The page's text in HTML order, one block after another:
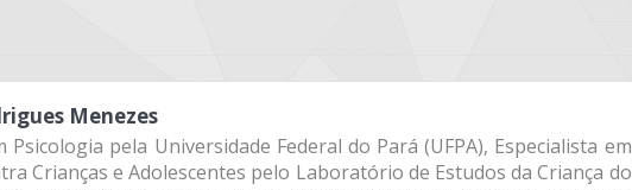
Menezes
Psicologia pela Universidade Federal do Pará (UFPA), Especialista em
Crianças e Adolescentes pelo Laboratório de Estudos da Criança do